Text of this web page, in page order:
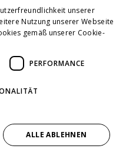
KOMUNIQUE
hello@taxlawblog.ch
HAFTUNGSAUSSCHLUSS
GERMAN
FRENCH
unserer
Nutzung unserer Webseite
gemäß unserer Cookie-
PERFORMANCE
ALLE ABLEHNEN